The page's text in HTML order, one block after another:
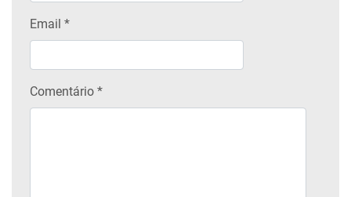
Email *
Comentário *